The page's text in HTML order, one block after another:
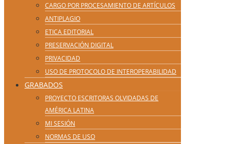
CARGO POR PROCESAMIENTO DE ARTÍCULOS
ANTIPLAGIO
ETICA EDITORIAL
PRESERVACIÓN DIGITAL
PRIVACIDAD
USO DE PROTOCOLO DE INTEROPERABILIDAD
GRABADOS
PROYECTO ESCRITORAS OLVIDADAS DE
AMÉRICA LATINA
MI SESIÓN
NORMAS DE USO